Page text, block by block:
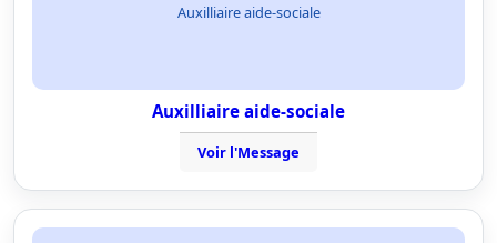
Auxilliaire aide-sociale
Auxilliaire aide-sociale
Voir l'Message